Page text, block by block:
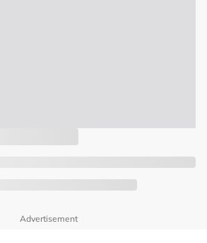
Advertisement